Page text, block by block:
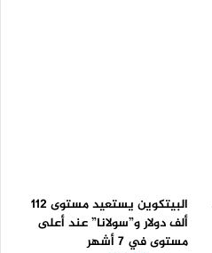
البيتكوين يستعيد مستوى 112
ألف دولار و”سولانا” عند أعلى
مستوى في 7 أشهر